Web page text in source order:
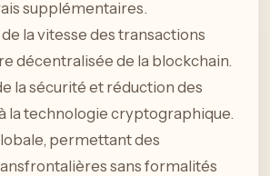
supplémentaires.
la vitesse des transactions
décentralisée de la blockchain.
la sécurité et réduction des
la technologie cryptographique.
permettant des
sans formalités